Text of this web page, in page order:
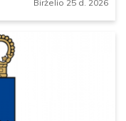
Birželio 25 d. 2026